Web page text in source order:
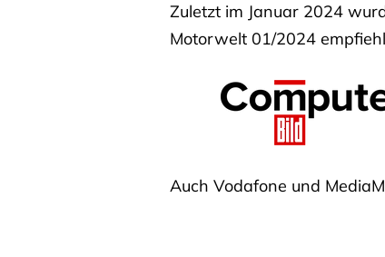
Zuletzt im Januar 2024
Motorwelt 01/2024
Auch Vodafone und